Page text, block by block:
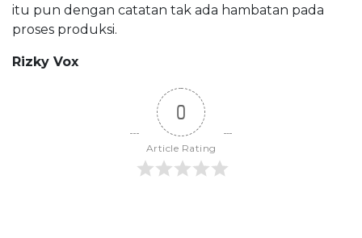
itu pun dengan catatan tak ada hambatan pada
proses produksi.
Rizky Vox
0
Article Rating